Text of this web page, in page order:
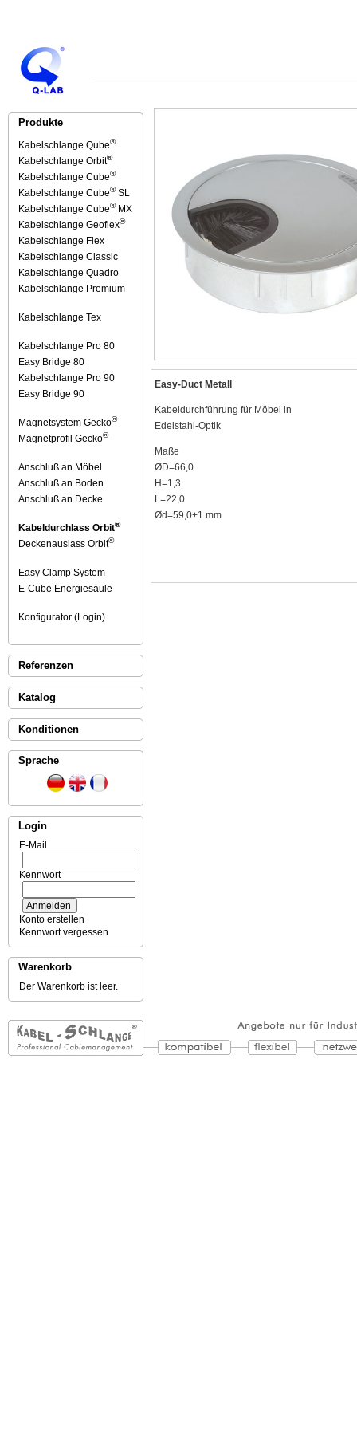
Produkte
Kabelschlange Qube®
Kabelschlange Orbit®
Kabelschlange Cube®
Kabelschlange Cube®SL
Kabelschlange Cube®MX
Kabelschlange Geoflex®
Kabelschlange Flex
Kabelschlange Classic
Kabelschlange Quadro
Kabelschlange Premium
Kabelschlange Tex
Kabelschlange Pro 80
Easy Bridge 80
Kabelschlange Pro 90
Easy Bridge 90
Magnetsystem Gecko®
Magnetprofil Gecko®
Anschluß an Möbel
Anschluß an Boden
Anschluß an Decke
Kabeldurchlass Orbit®
Deckenauslass Orbit®
Easy Clamp System
E-Cube Energiesäule
Konfigurator (Login)
Referenzen
Katalog
Konditionen
Sprache
Login
E-Mail
Kennwort
Konto erstellen
Kennwort vergessen
Warenkorb
Der Warenkorb ist leer.
Easy-Duct Metall
Kabeldurchführung für Möbel in
Edelstahl-Optik
Maße
ØD=66,0
H=1,3
L=22,0
Ød=59,0+1 mm